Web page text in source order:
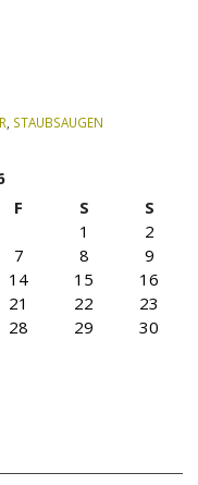
, STAUBSAUGEN
F S
S
1
2
7 8
9
14 15
16
21 22
23
28 29
30